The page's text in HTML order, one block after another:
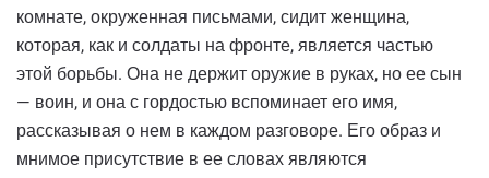
комнате, окруженная письмами, сидит женщина,
которая, как и солдаты на фронте, является частью
этой борьбы. Она не держит оружие в руках, но ее сын
— воин, и она с гордостью вспоминает его имя,
рассказывая о нем в каждом разговоре. Его образ и
мнимое присутствие в ее словах являются